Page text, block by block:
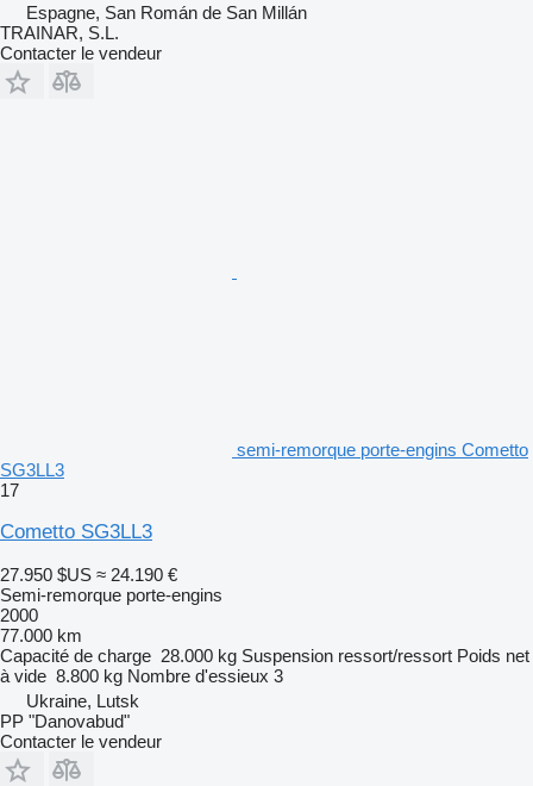
Espagne, San Román de San Millán
TRAINAR, S.L.
Contacter le vendeur
semi-remorque porte-engins Cometto
SG3LL3
17
Cometto SG3LL3
27.950 $US ≈ 24.190 €
Semi-remorque porte-engins
2000
77.000 km
Capacité de charge 28.000 kg Suspension ressort/ressort Poids net
à vide 8.800 kg Nombre d'essieux 3
Ukraine, Lutsk
PP "Danovabud"
Contacter le vendeur